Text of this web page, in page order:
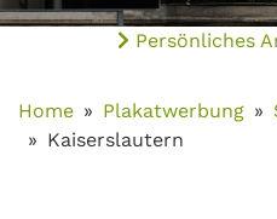
Persönliches
Home Plakatwerbung
Kaiserslautern